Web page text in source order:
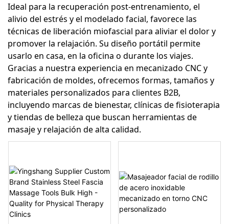
Ideal para la recuperación post-entrenamiento, el
alivio del estrés y el modelado facial, favorece las
técnicas de liberación miofascial para aliviar el dolor y
promover la relajación. Su diseño portátil permite
usarlo en casa, en la oficina o durante los viajes.
Gracias a nuestra experiencia en mecanizado CNC y
fabricación de moldes, ofrecemos formas, tamaños y
materiales personalizados para clientes B2B,
incluyendo marcas de bienestar, clínicas de fisioterapia
y tiendas de belleza que buscan herramientas de
masaje y relajación de alta calidad.